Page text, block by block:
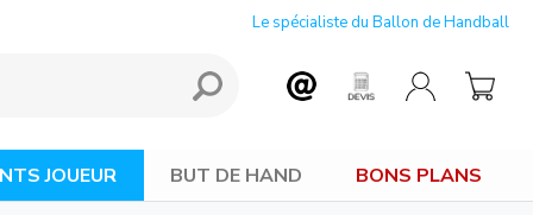
Le spécialiste du Ballon de Handball
JOUEUR BUT DE HAND BONS PLANS